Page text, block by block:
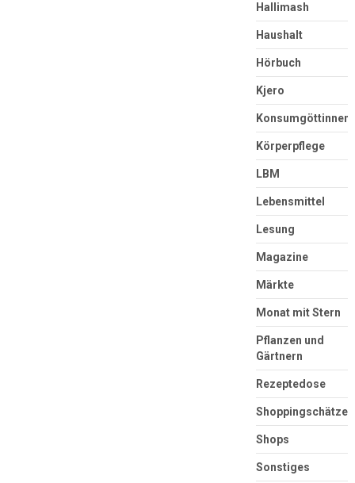
Hallimash
Haushalt
Hörbuch
Kjero
Konsumgöttinnen
Körperpflege
LBM
Lebensmittel
Lesung
Magazine
Märkte
Monat mit Stern
Pflanzen und
Gärtnern
Rezeptedose
Shoppingschätze
Shops
Sonstiges